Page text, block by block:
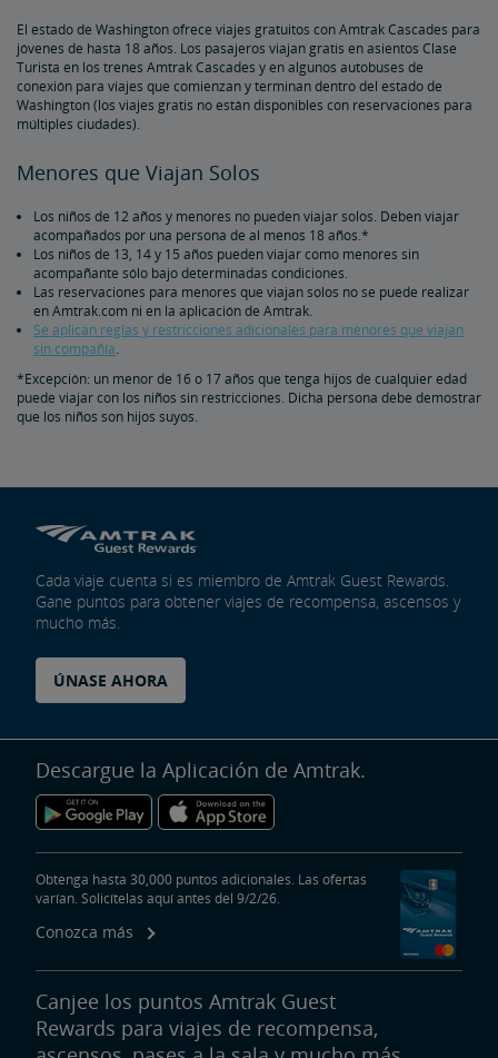
El estado de Washington ofrece viajes gratuitos con Amtrak Cascades para
jóvenes de hasta 18 años. Los pasajeros viajan gratis en asientos Clase
Turista en los trenes Amtrak Cascades y en algunos autobuses de
conexión para viajes que comienzan y terminan dentro del estado de
Washington (los viajes gratis no están disponibles con reservaciones para
múltiples ciudades).
Menores que Viajan Solos
Los niños de 12 años y menores no pueden viajar solos. Deben viajar
acompañados por una persona de al menos 18 años.*
Los niños de 13, 14 y 15 años pueden viajar como menores sin
acompañante sólo bajo determinadas condiciones.
Las reservaciones para menores que viajan solos no se puede realizar
en Amtrak.com ni en la aplicación de Amtrak.
Se aplican reglas y restricciones adicionales para menores que viajan
sin compañía.
*Excepción: un menor de 16 o 17 años que tenga hijos de cualquier edad
puede viajar con los niños sin restricciones. Dicha persona debe demostrar
que los niños son hijos suyos.
Cada viaje cuenta si es miembro de Amtrak Guest Rewards.
Gane puntos para obtener viajes de recompensa, ascensos y
mucho más.
ÚNASE AHORA
Descargue la Aplicación de Amtrak.
Obtenga hasta 30,000 puntos adicionales. Las ofertas
varían. Solicítelas aquí antes del 9/2/26.
Conozca más
Canjee los puntos Amtrak Guest
Rewards para viajes de recompensa,